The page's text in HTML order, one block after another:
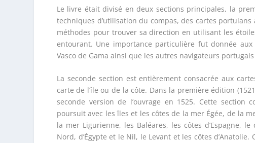
Le livre était divisé en deux sections principales, la
techniques d’utilisation du compas, des cartes
méthodes pour trouver sa direction en utilisant les
entourant. Une importance particulière fut donnée
Vasco de Gama ainsi que les autres navigateurs
La seconde section est entièrement consacrée aux
carte de l’île ou de la côte. Dans la première édition
seconde version de l’ouvrage en 1525. Cette
poursuit avec les îles et les côtes de la mer Égée, de la
la mer Ligurienne, les Baléares, les côtes d’Espagne,
Nord, d’Égypte et le Nil, le Levant et les côtes